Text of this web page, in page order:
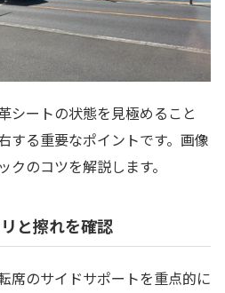
シートの状態を見極めること
する重要なポイントです。画像
のコツを解説します。
と擦れを確認
席のサイドサポートを重点的に